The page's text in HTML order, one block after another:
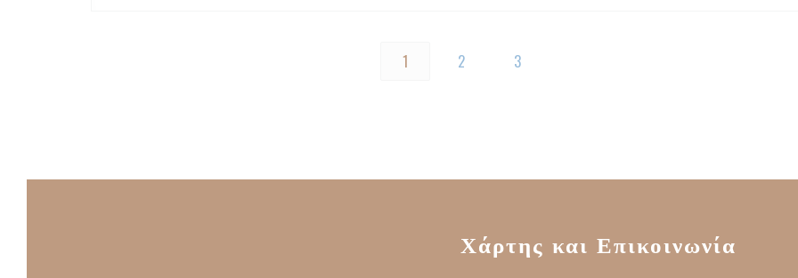
1 2 3
Χάρτης και Επικοινωνία